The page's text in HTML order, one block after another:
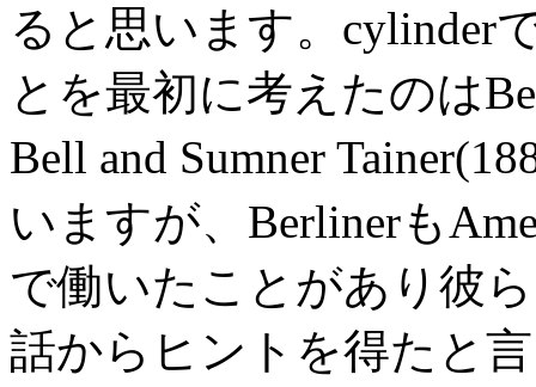
ると思います。cylinder
とを最初に考えたのは
Bell and Sumner
いますが、Berlinerも
で働いたことがあり彼
話からヒントを得たと